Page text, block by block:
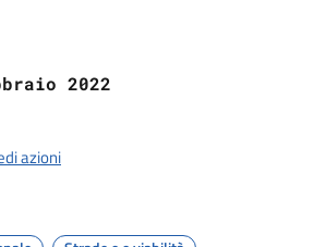
2022
azioni